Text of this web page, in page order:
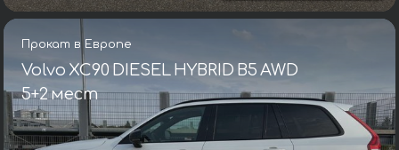
Прокат в Европе
Volvo XC90 DIESEL HYBRID B5 AWD
5+2 мест